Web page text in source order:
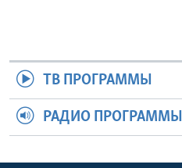
ТВ ПРОГРАММЫ
РАДИО ПРОГРАММЫ